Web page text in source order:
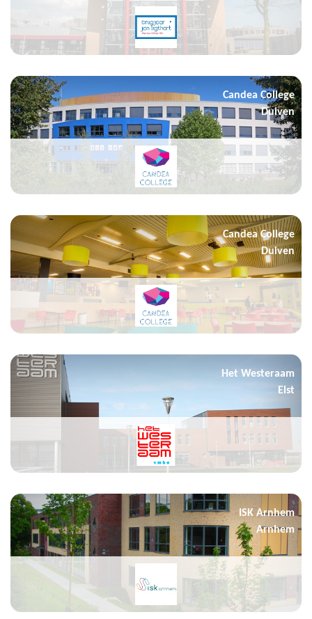
Candea College
Duiven
Candea College
Duiven
Het Westeraam
Elst
ISK Arnhem
Arnhem